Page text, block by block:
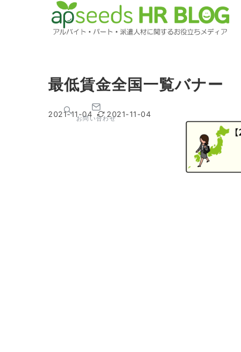
お問い合わせ
最低賃金全国一覧バナー
2021-11-04 2021-11-04